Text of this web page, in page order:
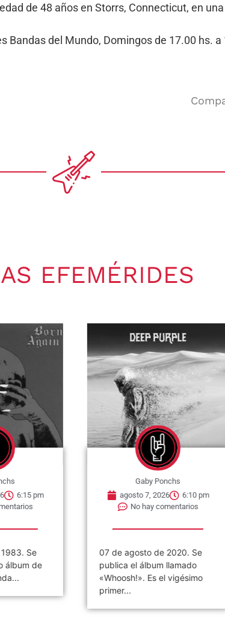
de 48 años en Storrs, Connecticut, en
Bandas del Mundo, Domingos de 17.00 hs.
EFEMÉRIDES
6:15 pm
Se
álbum de
Gaby Ponchs
agosto 7, 2026
6:10 pm
No hay comentarios
07 de agosto de 2020. Se
publica el álbum llamado
«Whoosh!». Es el vigésimo
primer...